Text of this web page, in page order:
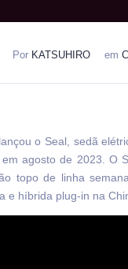
Por KATSUHIRO em
o Seal, sedã
agosto de 2023. O
topo de linha
e híbrida plug-in na